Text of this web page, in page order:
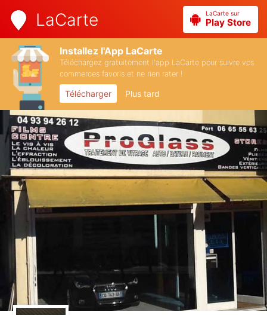
LaCarte LaCarte sur
Play Store
Installez l'App LaCarte
Téléchargez gratuitement l'app LaCarte pour suivre vos
commerces favoris et ne rien rater !
Télécharger Plus tard